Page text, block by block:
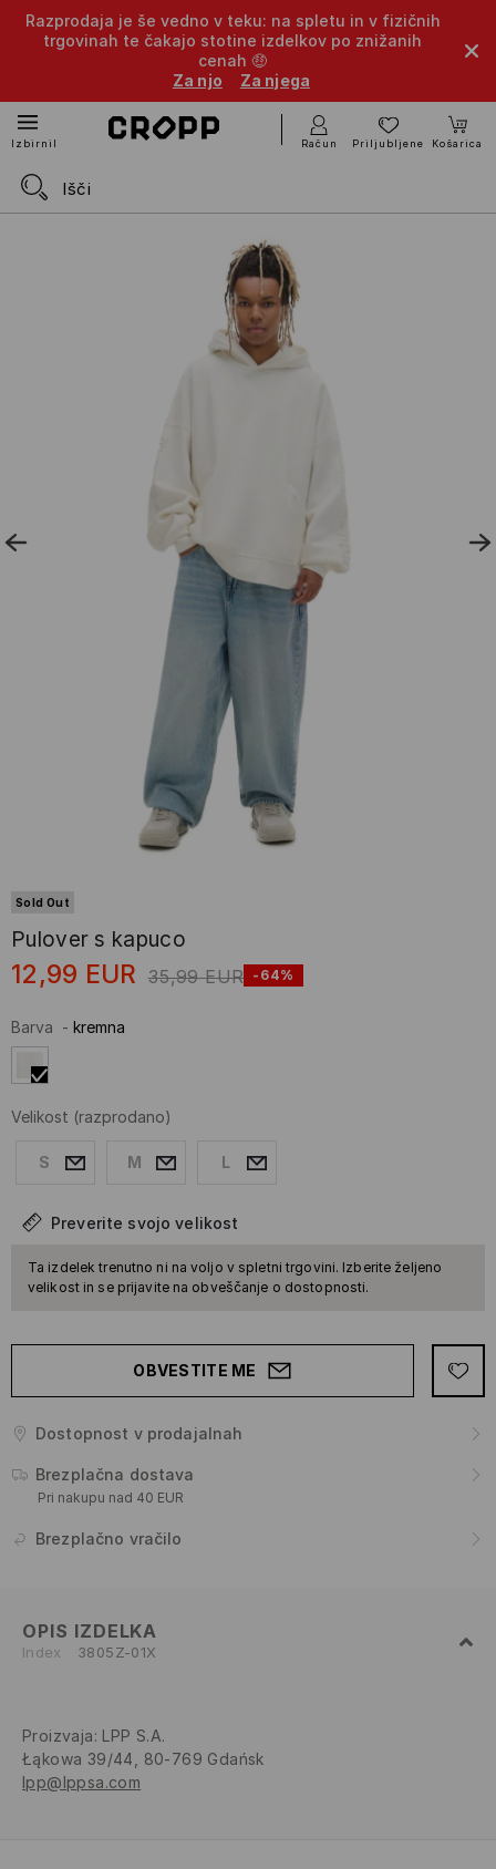
Razprodaja je še vedno v teku: na spletu in v fizičnih
trgovinah te čakajo stotine izdelkov po znižanih
cenah 🤑
Za njo
Za njega
Izbirnik Račun Priljubljene Košarica
Sold Out
Pulover s kapuco
12,99 EUR 35,99 EUR -64%
Barva - kremna
Velikost (razprodano)
S M L
Preverite svojo velikost
Ta izdelek trenutno ni na voljo v spletni trgovini. Izberite željeno
velikost in se prijavite na obveščanje o dostopnosti.
OBVESTITE ME
Dostopnost v prodajalnah
Brezplačna dostava
Pri nakupu nad 40 EUR
Brezplačno vračilo
OPIS IZDELKA
Index 3805Z-01X
Proizvaja: LPP S.A.
Łąkowa 39/44, 80-769 Gdańsk
lpp@lppsa.com